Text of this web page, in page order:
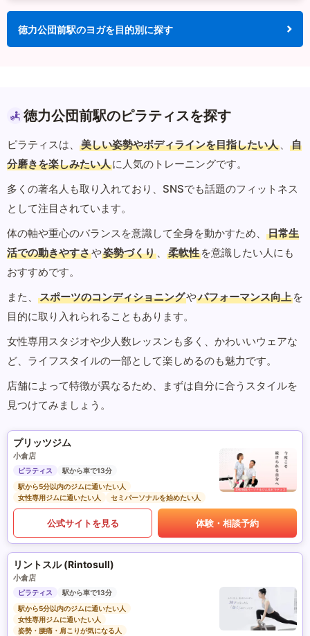
徳力公団前駅のヨガを目的別に探す
徳力公団前駅のピラティスを探す
ピラティスは、 美しい姿勢やボディラインを目指したい人 、
自
分磨きを楽しみたい人に人気のトレーニングです。
多くの著名人も取り入れており、SNSでも話題のフィットネス
として注目されています。
体の軸や重心のバランスを意識して全身を動かすため、
日常生
活での動きやすさや姿勢づくり 、 柔軟性 を意識したい人にも
おすすめです。
また、
スポーツのコンディショニングやパフォーマンス向上 を
目的に取り入れられることもあります。
女性専用スタジオや少人数レッスンも多く、かわいいウェアな
ど、ライフスタイルの一部として楽しめるのも魅力です。
店舗によって特徴が異なるため、まずは自分に合うスタイルを
見つけてみましょう。
プリッツジム
小倉店
ピラティス
駅から車で13分
駅から5分以内のジムに通いたい人
女性専用ジムに通いたい人
セミパーソナルを始めたい人
公式サイトを見る 体験・相談予約
リントスル (Rintosull)
小倉店
ピラティス
駅から車で13分
駅から5分以内のジムに通いたい人
女性専用ジムに通いたい人
姿勢・腰痛・肩こりが気になる人